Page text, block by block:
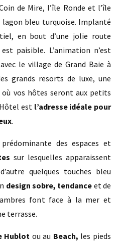
de Mire, l’île Ronde et l’île
bleu turquoise. Implanté
en bout d’une jolie route
paisible. L’animation n’est
le village de Grand Baie à
grands resorts de luxe, une
où vos hôtes seront aux petits
est l’adresse idéale pour
.
des espaces et
sur lesquelles apparaissent
quelques touches bleu
design sobre, tendance et de
font face à la mer et
terrasse.
Hublot ou au Beach, les pieds